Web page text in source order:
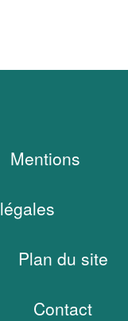
Mentions
légales
Plan du site
Contact